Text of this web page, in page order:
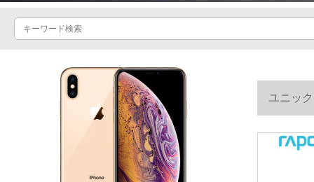
ユニッ
CHERRY